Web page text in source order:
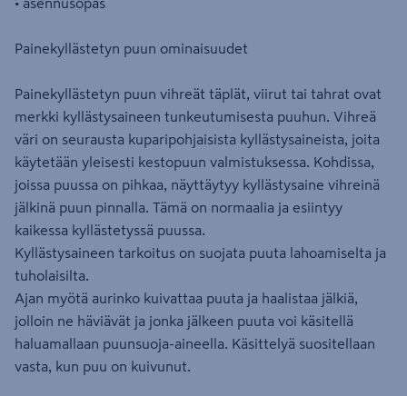
Painekyllästetyn puun ominaisuudet
Painekyllästetyn puun vihreät täplät, viirut tai tahrat ovat
merkki kyllästysaineen tunkeutumisesta puuhun. Vihreä
väri on seurausta kuparipohjaisista kyllästysaineista, joita
käytetään yleisesti kestopuun valmistuksessa. Kohdissa,
joissa puussa on pihkaa, näyttäytyy kyllästysaine vihreinä
jälkinä puun pinnalla. Tämä on normaalia ja esiintyy
kaikessa kyllästetyssä puussa.
Kyllästysaineen tarkoitus on suojata puuta lahoamiselta ja
tuholaisilta.
Ajan myötä aurinko kuivattaa puuta ja haalistaa jälkiä,
jolloin ne häviävät ja jonka jälkeen puuta voi käsitellä
haluamallaan puunsuoja-aineella. Käsittelyä suositellaan
vasta, kun puu on kuivunut.